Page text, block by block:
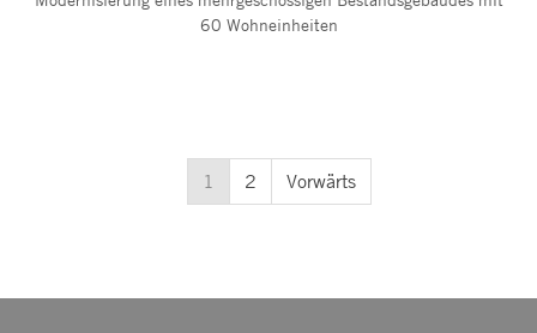
60 Wohneinheiten
1 2 Vorwärts